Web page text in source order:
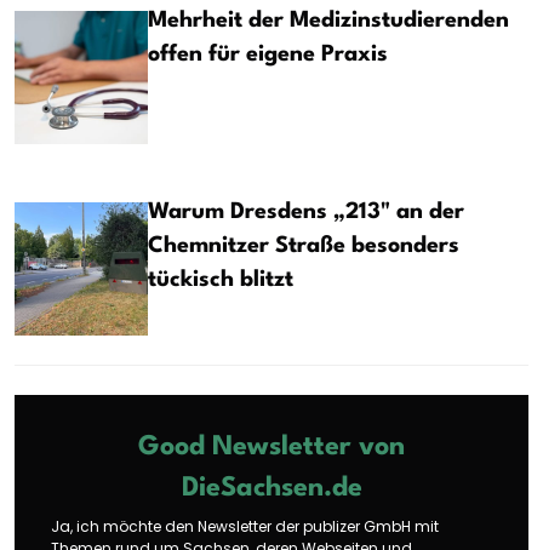
Mehrheit der Medizinstudierenden
offen für eigene Praxis
Warum Dresdens „213" an der
Chemnitzer Straße besonders
tückisch blitzt
Good Newsletter von
DieSachsen.de
Ja, ich möchte den Newsletter der publizer GmbH mit